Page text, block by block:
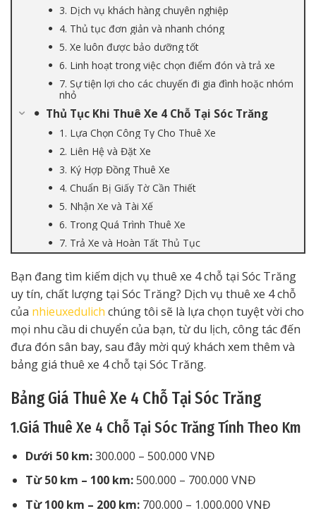
3. Dịch vụ khách hàng chuyên nghiệp
4. Thủ tục đơn giản và nhanh chóng
5. Xe luôn được bảo dưỡng tốt
6. Linh hoạt trong việc chọn điểm đón và trả xe
7. Sự tiện lợi cho các chuyến đi gia đình hoặc nhóm
nhỏ
Thủ Tục Khi Thuê Xe 4 Chỗ Tại Sóc Trăng
1. Lựa Chọn Công Ty Cho Thuê Xe
2. Liên Hệ và Đặt Xe
3. Ký Hợp Đồng Thuê Xe
4. Chuẩn Bị Giấy Tờ Cần Thiết
5. Nhận Xe và Tài Xế
6. Trong Quá Trình Thuê Xe
7. Trả Xe và Hoàn Tất Thủ Tục
Bạn đang tìm kiếm dịch vụ thuê xe 4 chỗ tại Sóc Trăng
uy tín, chất lượng tại Sóc Trăng? Dịch vụ thuê xe 4 chỗ
của nhieuxedulich chúng tôi sẽ là lựa chọn tuyệt vời cho
mọi nhu cầu di chuyển của bạn, từ du lịch, công tác đến
đưa đón sân bay, sau đây mời quý khách xem thêm và
bảng giá thuê xe 4 chỗ tại Sóc Trăng.
Bảng Giá Thuê Xe 4 Chỗ Tại Sóc Trăng
1.Giá Thuê Xe 4 Chỗ Tại Sóc Trăng Tính Theo Km
Dưới 50 km:300.000 – 500.000 VNĐ
Từ 50 km – 100 km:500.000 – 700.000 VNĐ
Từ 100 km – 200 km:700.000 – 1.000.000 VNĐ